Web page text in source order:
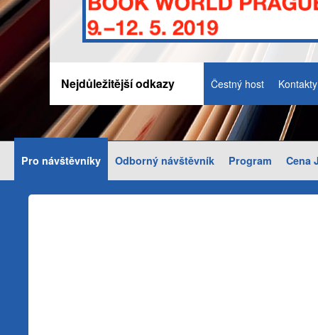
Nejdůležitější odkazy Čestný host Kontakty
Pro návštěvníky Odborný návštěvník Program Cena